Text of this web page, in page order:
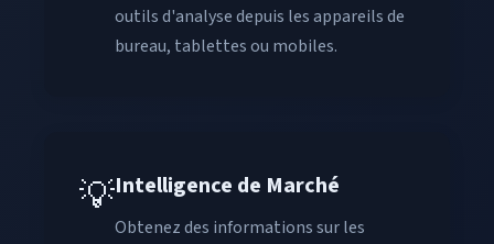
outils d'analyse depuis les appareils de
bureau, tablettes ou mobiles.
💡Intelligence de Marché
Obtenez des informations sur les